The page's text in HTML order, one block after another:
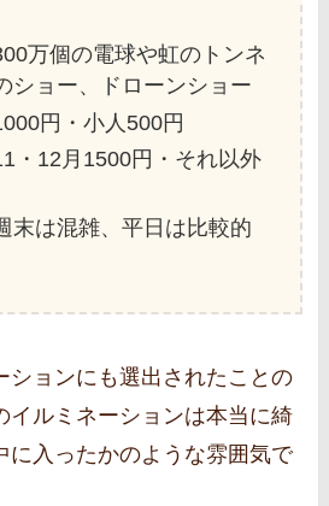
万個の電球や虹のトンネ
ショー、ドローンショー
円・小人500円
・12月1500円・それ以外
末は混雑、平日は比較的
ションにも選出されたことの
イルミネーションは本当に綺
に入ったかのような雰囲気で